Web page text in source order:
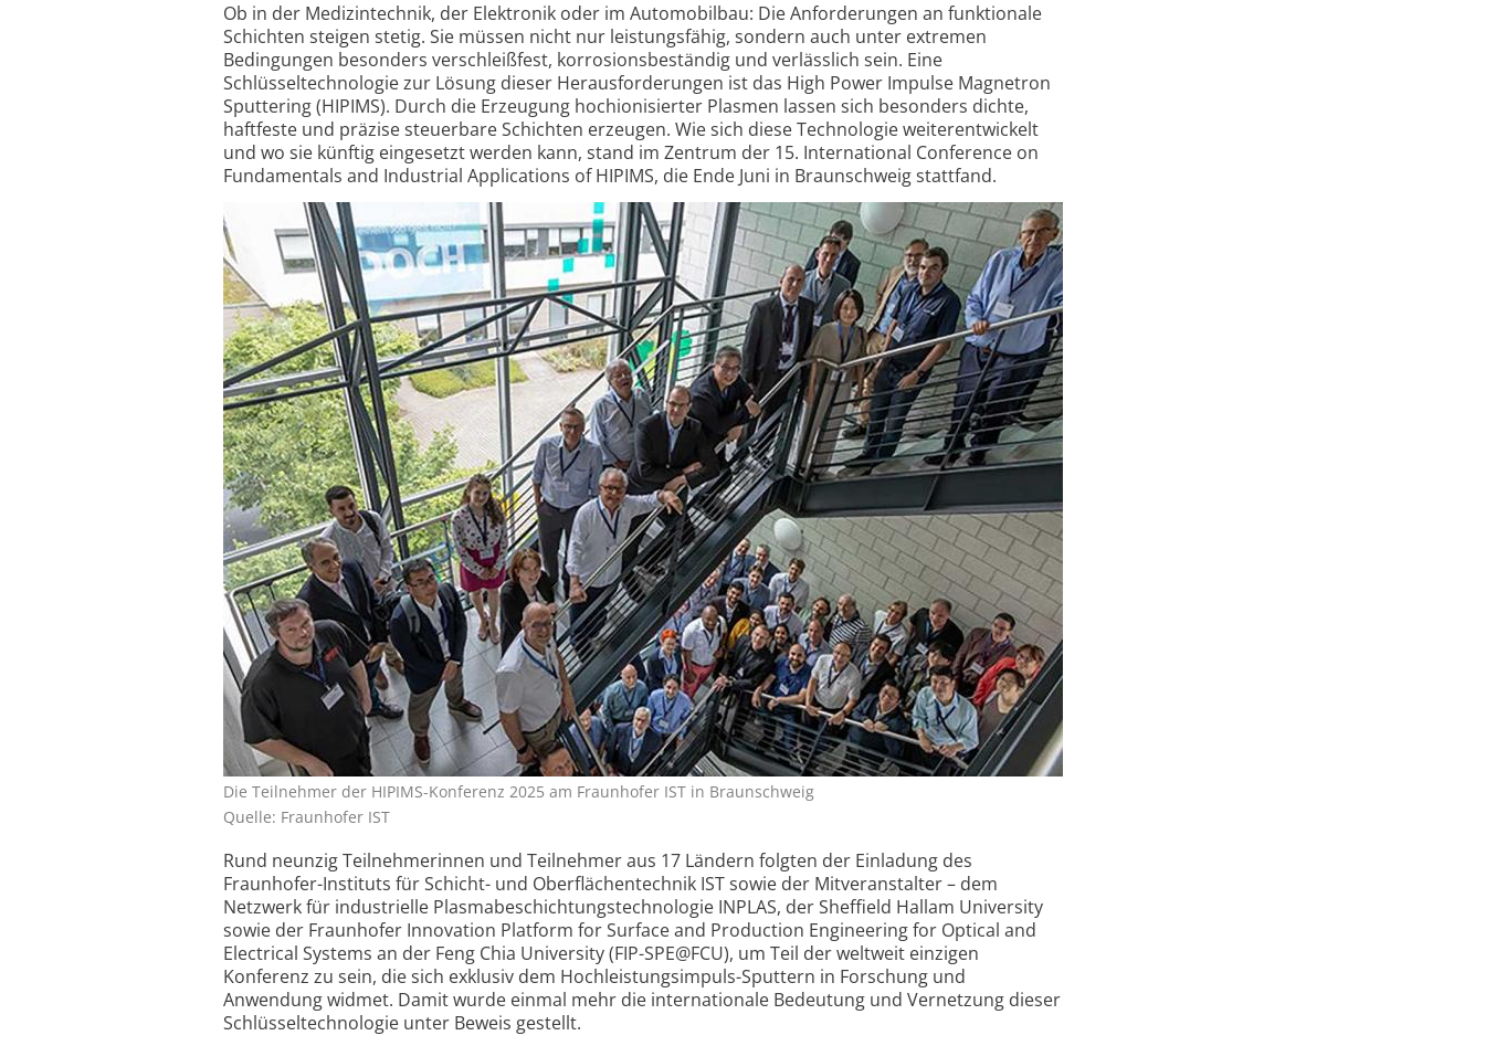
Ob in der Medizintechnik, der Elektronik oder im Automobilbau: Die Anforderungen an funktionale
Schichten steigen stetig. Sie müssen nicht nur leistungsfähig, sondern auch unter extremen
Bedingungen besonders verschleißfest, korrosionsbeständig und verlässlich sein. Eine
Schlüsseltechnologie zur Lösung dieser Herausforderungen ist das High Power Impulse Magnetron
Sputtering (HIPIMS). Durch die Erzeugung hochionisierter Plasmen lassen sich besonders dichte,
haftfeste und präzise steuerbare Schichten erzeugen. Wie sich diese Technologie weiterentwickelt
und wo sie künftig eingesetzt werden kann, stand im Zentrum der 15. International Conference on
Fundamentals and Industrial Applications of HIPIMS, die Ende Juni in Braunschweig stattfand.
Die Teilnehmer der HIPIMS-Konferenz 2025 am Fraunhofer IST in Braunschweig
Quelle: Fraunhofer IST
Rund neunzig Teilnehmerinnen und Teilnehmer aus 17 Ländern folgten der Einladung des
Fraunhofer-Instituts für Schicht- und Oberflächentechnik IST sowie der Mitveranstalter – dem
Netzwerk für industrielle Plasmabeschichtungstechnologie INPLAS, der Sheffield Hallam University
sowie der Fraunhofer Innovation Platform for Surface and Production Engineering for Optical and
Electrical Systems an der Feng Chia University (FIP-SPE@FCU), um Teil der weltweit einzigen
Konferenz zu sein, die sich exklusiv dem Hochleistungsimpuls-Sputtern in Forschung und
Anwendung widmet. Damit wurde einmal mehr die internationale Bedeutung und Vernetzung dieser
Schlüsseltechnologie unter Beweis gestellt.